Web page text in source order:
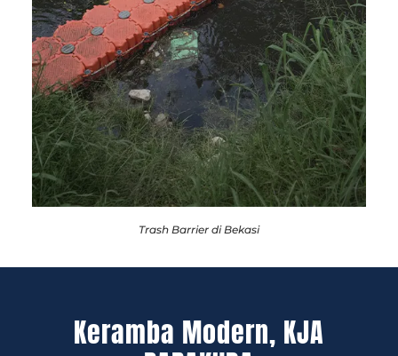
Trash Barrier di Bekasi
Keramba Modern, KJA